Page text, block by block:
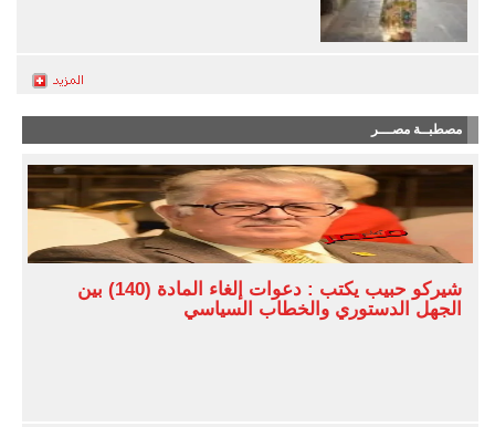
مصطبــة مصـــر
شيركو حبيب يكتب : دعوات إلغاء المادة (140) بين
الجهل الدستوري والخطاب السياسي